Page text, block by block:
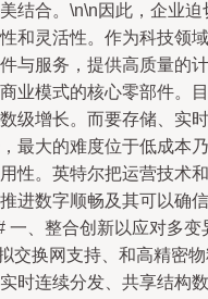
结合。\n\n因此，企业迫
和灵活性。作为科技领域
与服务，提供高质量的计
业模式的核心零部件。目
级增长。而要存储、实时
最大的难度位于低成本乃
性。英特尔把运营技术和
进数字顺畅及其可以确信
一、整合创新以应对多变
交换网支持、和高精密
时连续分发、共享结构数